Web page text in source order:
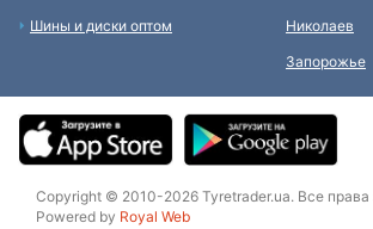
Шины и диски оптом
Николаев
Запорожье
Copyright © 2010-2026 Tyretrader.ua. Все
Powered by Royal Web